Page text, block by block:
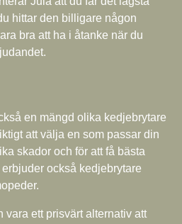
hittar den billigare någon
bra att ha i åtanke när du
en mängd olika kedjebrytare
att välja en som passar din
skador och för att få bästa
också kedjebrytare
vara ett prisvärt alternativ att